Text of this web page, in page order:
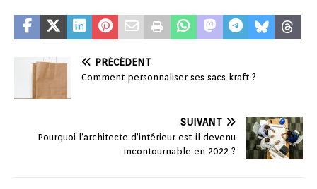
PRÉCÉDENT
Comment personnaliser ses sacs kraft ?
SUIVANT
Pourquoi l’architecte d’intérieur est-il devenu
incontournable en 2022 ?